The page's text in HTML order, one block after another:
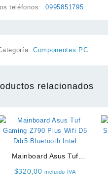
teléfonos:0995851795
Componentes PC
relacionados
Mainboard Asus Tuf
Ddr5 Bluetooth Intel
$320,00 incluido IVA